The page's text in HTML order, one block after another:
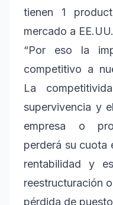
tienen 1
mercado a EE.UU.
“Por eso la
competitivo a
La
supervivencia y
empresa o
perderá su cuota
rentabilidad y
reestructuración
pérdida de